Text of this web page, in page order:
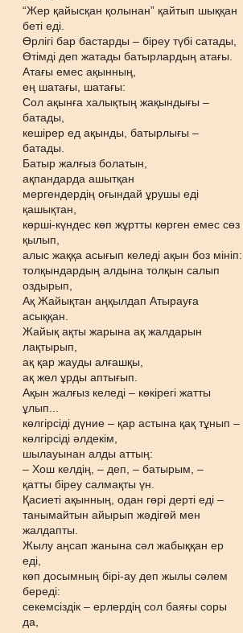
“Жер қайысқан қолынан” қайтып шыққан
беті еді.
Өрлігі бар бастарды – біреу түбі сатады,
Өтімді деп жатады батырлардың атағы.
Атағы емес ақынның,
ең шатағы, шатағы:
Сол ақынға халықтың жақындығы –
батады,
кешірер ед ақынды, батырлығы –
батады.
Батыр жалғыз болатын,
ақпандарда ашытқан
мергендердің оғындай ұрушы еді
қашықтан,
көрші-күндес көп жұртты көрген емес сөз
қылып,
алыс жаққа асығып келеді ақын боз мініп:
толқындардың алдына толқын салып
оздырып,
Ақ Жайықтан аңқылдап Атырауға
асыққан.
Жайық ақты жарына ақ жалдарын
лақтырып,
ақ қар жауды алғашқы,
ақ жел ұрды аптығып.
Ақын жалғыз келеді – көкірегі жатты
ұлып...
көлгірсіді дүние – қар астына қақ тұнып –
көлгірсіді әлдекім,
шылауынан алды аттың:
– Хош келдің, – деп, – батырым, –
қатты біреу салмақты үн.
Қасиеті ақынның, одан гөрі дерті еді –
танымайтын айырып жәдігөй мен
жалдапты.
Жылу аңсап жанына сәл жабыққан ер
еді,
көп досымның бірі-ау деп жылы сәлем
береді:
секемсіздік – ерлердің сол баяғы соры
да,